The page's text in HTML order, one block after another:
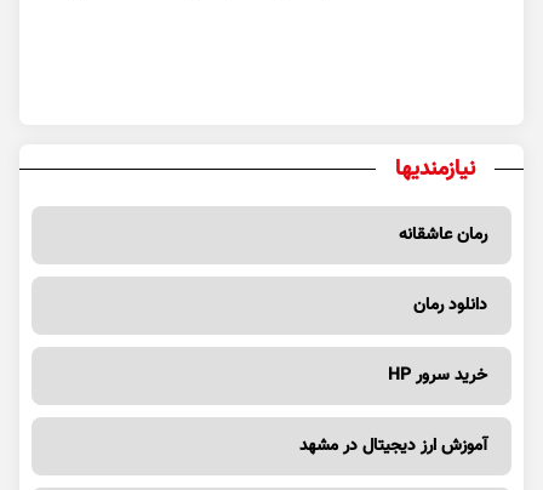
نیازمندیها
رمان عاشقانه
دانلود رمان
خرید سرور HP
آموزش ارز دیجیتال در مشهد